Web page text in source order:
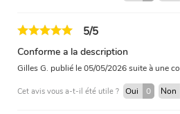
5/5
Conforme a la description
Gilles G. publié le 05/05/2026suite à une
Cet avis vous a-t-il été utile ? Oui 0 Non